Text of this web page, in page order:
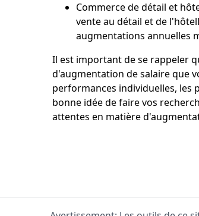
Commerce de détail et
vente au détail et de
augmentations annuelles
Il est important de se rappeler
d'augmentation de salaire que
performances individuelles, les
bonne idée de faire vos
attentes en matière